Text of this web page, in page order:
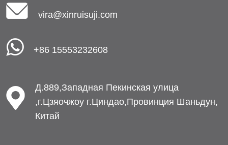
vira@xinruisuji.com
+86 15553232608
Д.889,Западная Пекинская улица
,г.Цзяочжоу г.Циндао,Провинция Шаньдун,
Китай